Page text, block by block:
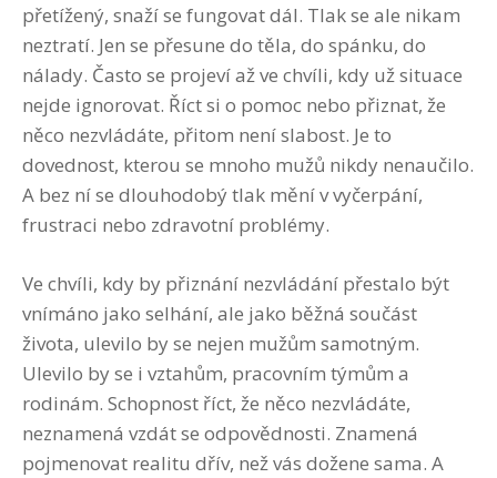
přetížený, snaží se fungovat dál. Tlak se ale nikam
neztratí. Jen se přesune do těla, do spánku, do
nálady. Často se projeví až ve chvíli, kdy už situace
nejde ignorovat. Říct si o pomoc nebo přiznat, že
něco nezvládáte, přitom není slabost. Je to
dovednost, kterou se mnoho mužů nikdy nenaučilo.
A bez ní se dlouhodobý tlak mění v vyčerpání,
frustraci nebo zdravotní problémy.
Ve chvíli, kdy by přiznání nezvládání přestalo být
vnímáno jako selhání, ale jako běžná součást
života, ulevilo by se nejen mužům samotným.
Ulevilo by se i vztahům, pracovním týmům a
rodinám. Schopnost říct, že něco nezvládáte,
neznamená vzdát se odpovědnosti. Znamená
pojmenovat realitu dřív, než vás dožene sama. A